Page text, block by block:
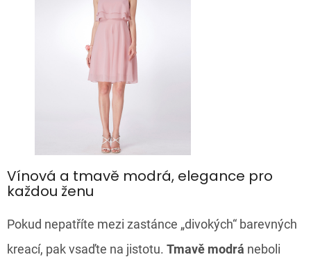
Vínová a tmavě modrá, elegance pro
každou ženu
Pokud nepatříte mezi zastánce „divokých“ barevných
kreací, pak vsaďte na jistotu. Tmavě modrá neboli